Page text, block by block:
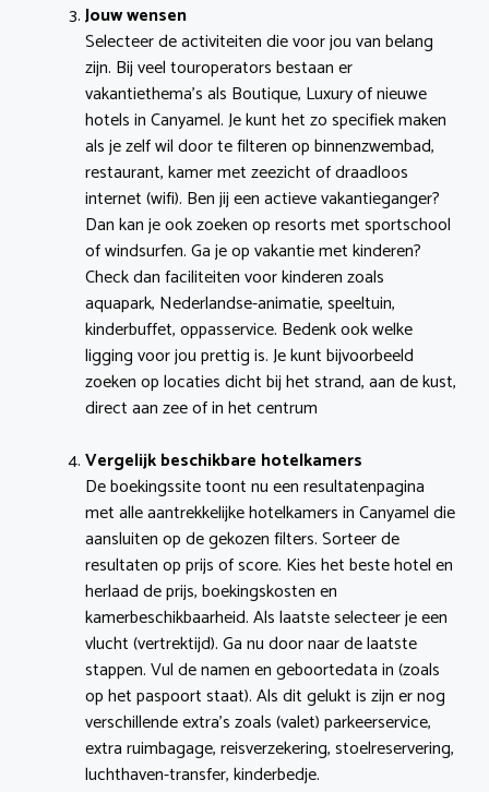
Jouw wensen
Selecteer de activiteiten die voor jou van belang
zijn. Bij veel touroperators bestaan er
vakantiethema’s als Boutique, Luxury of nieuwe
hotels in Canyamel. Je kunt het zo specifiek maken
als je zelf wil door te filteren op binnenzwembad,
restaurant, kamer met zeezicht of draadloos
internet (wifi). Ben jij een actieve vakantieganger?
Dan kan je ook zoeken op resorts met sportschool
of windsurfen. Ga je op vakantie met kinderen?
Check dan faciliteiten voor kinderen zoals
aquapark, Nederlandse-animatie, speeltuin,
kinderbuffet, oppasservice. Bedenk ook welke
ligging voor jou prettig is. Je kunt bijvoorbeeld
zoeken op locaties dicht bij het strand, aan de kust,
direct aan zee of in het centrum
Vergelijk beschikbare hotelkamers
De boekingssite toont nu een resultatenpagina
met alle aantrekkelijke hotelkamers in Canyamel die
aansluiten op de gekozen filters. Sorteer de
resultaten op prijs of score. Kies het beste hotel en
herlaad de prijs, boekingskosten en
kamerbeschikbaarheid. Als laatste selecteer je een
vlucht (vertrektijd). Ga nu door naar de laatste
stappen. Vul de namen en geboortedata in (zoals
op het paspoort staat). Als dit gelukt is zijn er nog
verschillende extra’s zoals (valet) parkeerservice,
extra ruimbagage, reisverzekering, stoelreservering,
luchthaven-transfer, kinderbedje.